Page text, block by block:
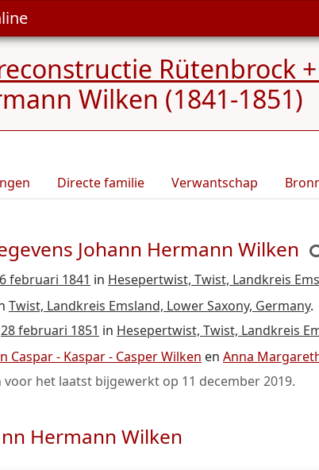
Rütenbrock
Wilken (1841-1851)
Directe familie Verwantschap
Johann Hermann Wilken
februari 1841 in Hesepertwist, Twist, Landkreis
Twist, Landkreis Emsland, Lower Saxony, Germany.
28 februari 1851 in Hesepertwist, Twist, Landkreis
Caspar - Kaspar - Casper Wilken en Anna
voor het laatst bijgewerkt op 11 december 2019.
Hermann Wilken